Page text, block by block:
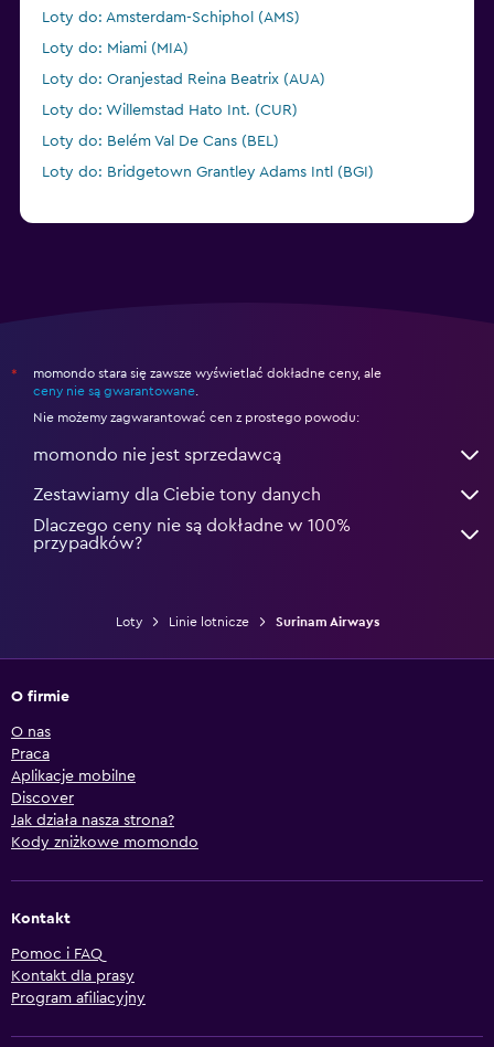
Loty do: Amsterdam-Schiphol (AMS)
Loty do: Miami (MIA)
Loty do: Oranjestad Reina Beatrix (AUA)
Loty do: Willemstad Hato Int. (CUR)
Loty do: Belém Val De Cans (BEL)
Loty do: Bridgetown Grantley Adams Intl (BGI)
*
momondo stara się zawsze wyświetlać dokładne ceny, ale
ceny nie są gwarantowane
Nie możemy zagwarantować cen z prostego powodu:
momondo nie jest sprzedawcą
Zestawiamy dla Ciebie tony danych
Dlaczego ceny nie są dokładne w 100%
przypadków?
Loty Linie lotnicze Surinam Airways
O firmie
O nas
Praca
Aplikacje mobilne
Discover
Jak działa nasza strona?
Kody zniżkowe momondo
Kontakt
Pomoc i FAQ
Kontakt dla prasy
Program afiliacyjny